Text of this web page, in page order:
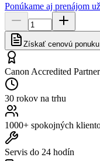
Ponúkame aj prenájom
Získať cenovú ponuku
Canon Accredited Partner
30 rokov na trhu
1000+ spokojných
Servis do 24 hodín